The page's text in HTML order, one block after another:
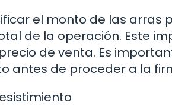
el monto de las arras
de la operación. Este
precio de venta. Es
antes de proceder a la